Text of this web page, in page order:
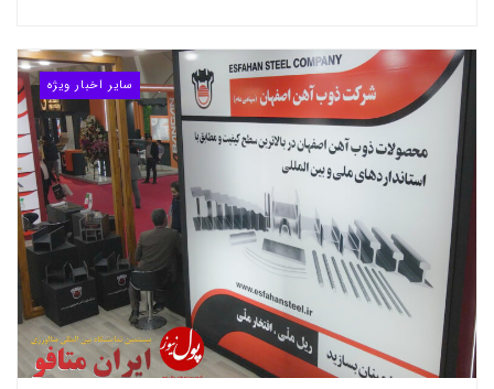
سایر اخبار ویژه